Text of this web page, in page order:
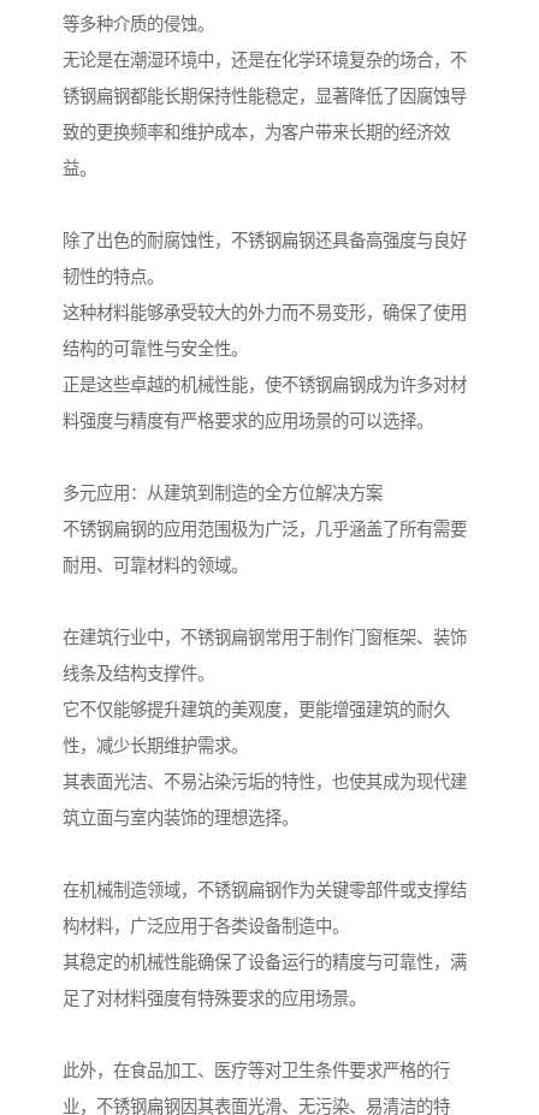
等多种介质的侵蚀。
无论是在潮湿环境中，还是在化学环境复杂的场合，不
锈钢扁钢都能长期保持性能稳定，显著降低了因腐蚀导
致的更换频率和维护成本，为客户带来长期的经济效
益。
除了出色的耐腐蚀性，不锈钢扁钢还具备高强度与良好
韧性的特点。
这种材料能够承受较大的外力而不易变形，确保了使用
结构的可靠性与安全性。
正是这些卓越的机械性能，使不锈钢扁钢成为许多对材
料强度与精度有严格要求的应用场景的可以选择。
多元应用：从建筑到制造的全方位解决方案
不锈钢扁钢的应用范围极为广泛，几乎涵盖了所有需要
耐用、可靠材料的领域。
在建筑行业中，不锈钢扁钢常用于制作门窗框架、装饰
线条及结构支撑件。
它不仅能够提升建筑的美观度，更能增强建筑的耐久
性，减少长期维护需求。
其表面光洁、不易沾染污垢的特性，也使其成为现代建
筑立面与室内装饰的理想选择。
在机械制造领域，不锈钢扁钢作为关键零部件或支撑结
构材料，广泛应用于各类设备制造中。
其稳定的机械性能确保了设备运行的精度与可靠性，满
足了对材料强度有特殊要求的应用场景。
此外，在食品加工、医疗等对卫生条件要求严格的行
业，不锈钢扁钢因其表面光滑、无污染、易清洁的特